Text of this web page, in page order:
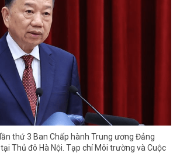
thứ 3 Ban Chấp hành Trung ương Đảng
Thủ đô Hà Nội. Tạp chí Môi trường và Cuộc